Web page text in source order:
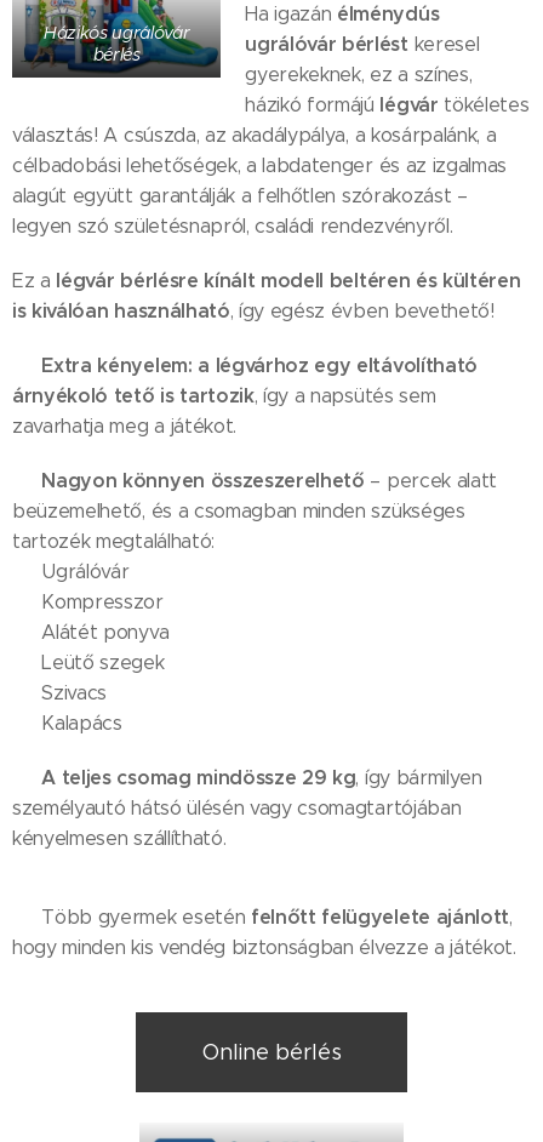
Házikós ugrálóvár
bérlés
Ha igazán élménydús
ugrálóvár bérlést keresel
gyerekeknek, ez a színes,
házikó formájú légvár tökéletes
választás! A csúszda, az akadálypálya, a kosárpalánk, a
célbadobási lehetőségek, a labdatenger és az izgalmas
alagút együtt garantálják a felhőtlen szórakozást –
legyen szó születésnapról, családi rendezvényről.
Ez a légvár bérlésre kínált modell beltéren és kültéren
is kiválóan használható, így egész évben bevethető!
Extra kényelem: a légvárhoz egy eltávolítható
árnyékoló tető is tartozik, így a napsütés sem
zavarhatja meg a játékot.
Nagyon könnyen összeszerelhető – percek alatt
beüzemelhető, és a csomagban minden szükséges
tartozék megtalálható:
✔️ Ugrálóvár
✔️ Kompresszor
✔️ Alátét ponyva
✔️ Leütő szegek
✔️ Szivacs
✔️ Kalapács
📦A teljes csomag mindössze 29 kg, így bármilyen
személyautó hátsó ülésén vagy csomagtartójában
kényelmesen szállítható.
👪 Több gyermek esetén felnőtt felügyelete ajánlott,
hogy minden kis vendég biztonságban élvezze a játékot.
Online bérlés